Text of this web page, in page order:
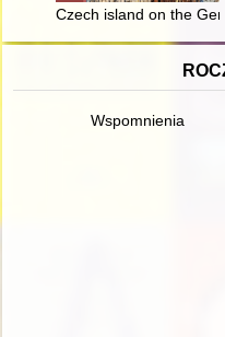
Czech island on the
Wspomnienia